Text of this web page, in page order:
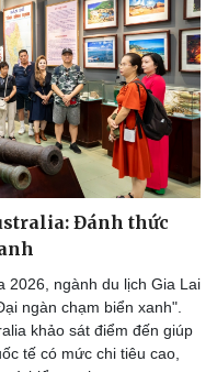
nghệ
Đánh thức
2026, ngành du lịch Gia Lai
ngàn chạm biển xanh".
khảo sát điểm đến giúp
tế có mức chi tiêu cao,